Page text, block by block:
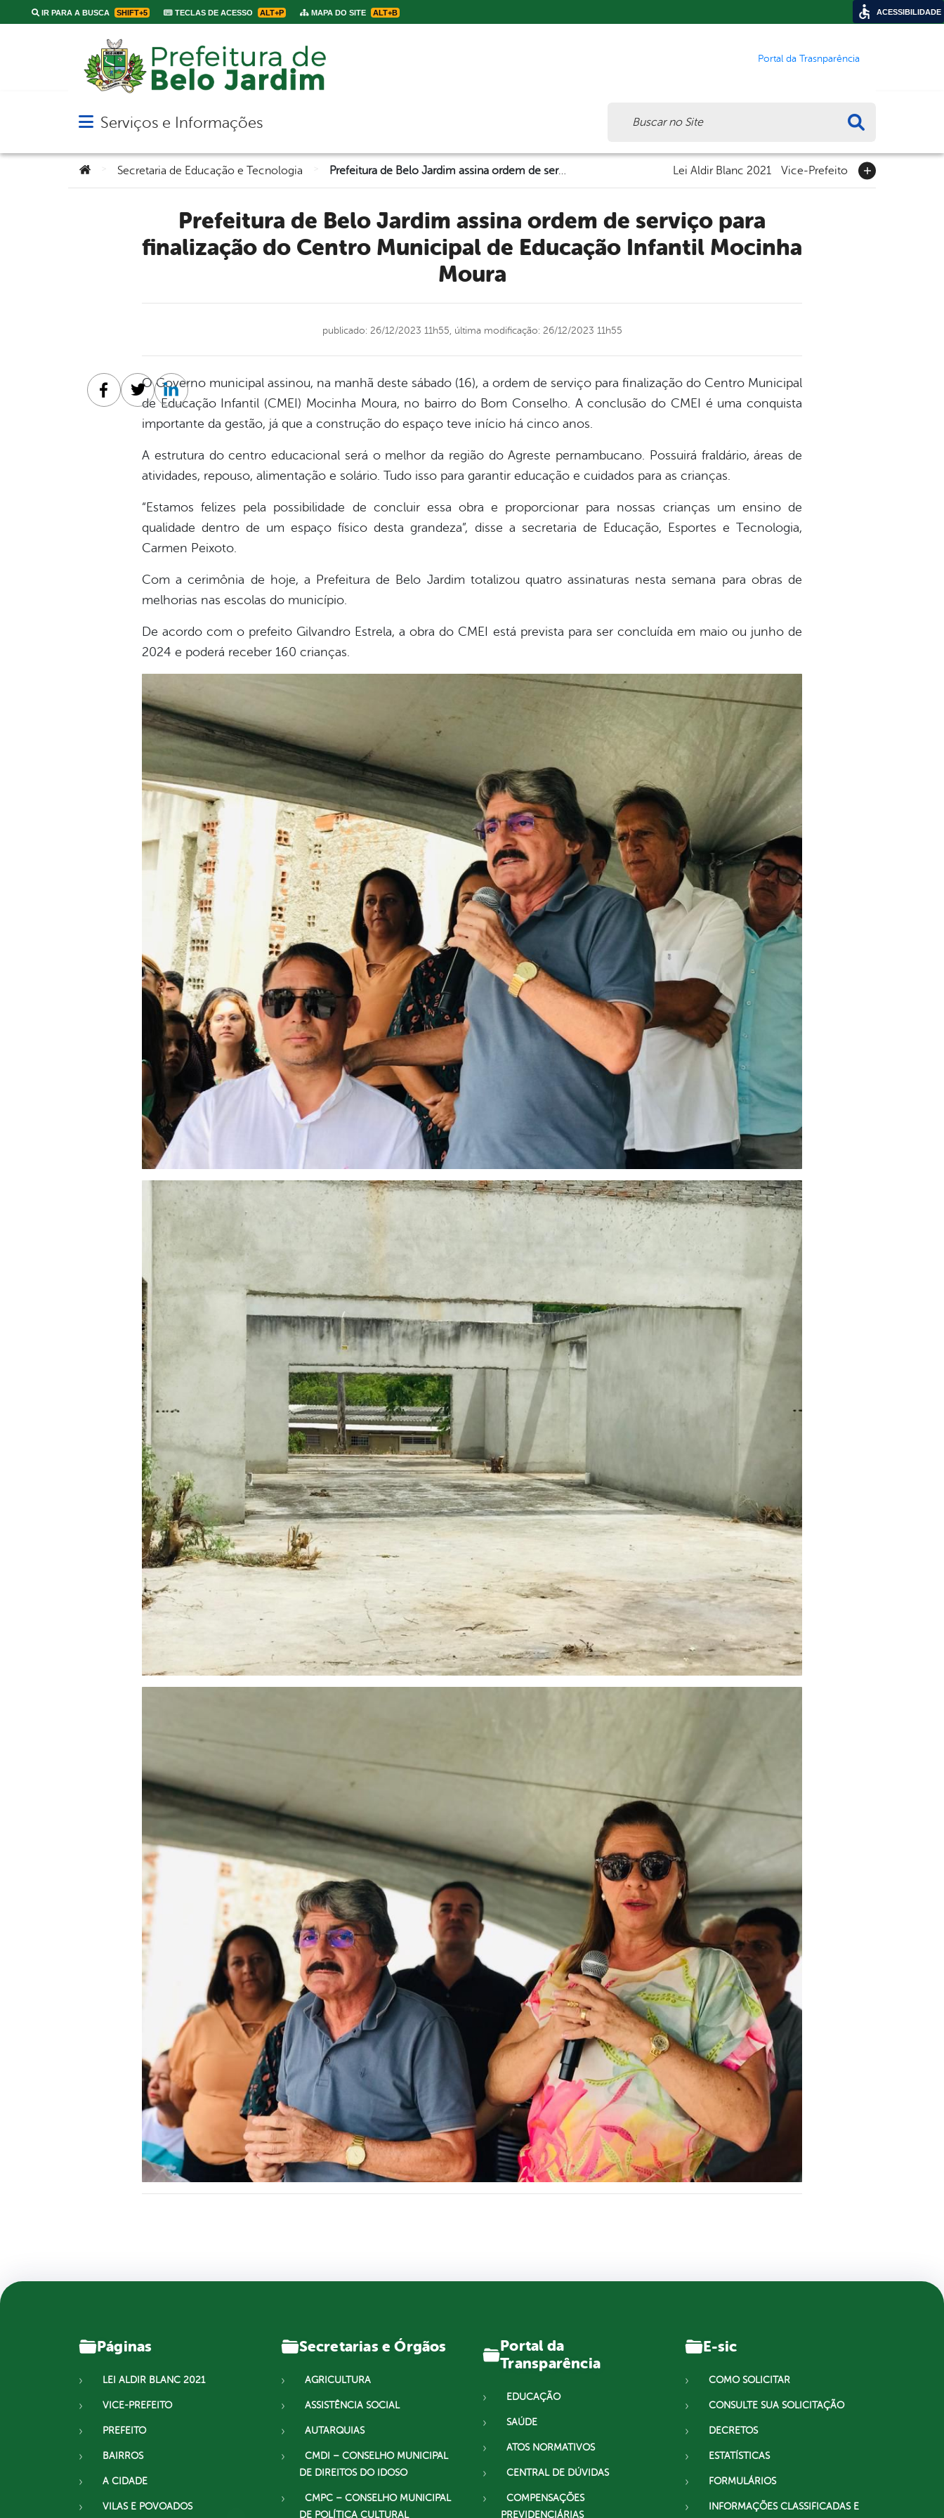
IR PARA A BUSCA SHIFT+5 TECLAS DE ACESSO ALT+P MAPA DO SITE ALT+B
Portal da Trasnparência
Abrir menu principal de navegação
Serviços e Informações
Você está aqui:Secretaria de Educação e Tecnologia Prefeitura de Belo Jardim assina ordem de serviço para finalização do Centro Municipal de Educação Infantil Mocinha Moura Lei Aldir Blanc 2021 Vice-Prefeito
Prefeitura de Belo Jardim assina ordem de serviço para
finalização do Centro Municipal de Educação Infantil Mocinha
Moura
publicado: 26/12/2023 11h55, última modificação: 26/12/2023 11h55
O Governo municipal assinou, na manhã deste sábado (16), a ordem de serviço para finalização do Centro Municipal
de Educação Infantil (CMEI) Mocinha Moura, no bairro do Bom Conselho. A conclusão do CMEI é uma conquista
importante da gestão, já que a construção do espaço teve início há cinco anos.
A estrutura do centro educacional será o melhor da região do Agreste pernambucano. Possuirá fraldário, áreas de
atividades, repouso, alimentação e solário. Tudo isso para garantir educação e cuidados para as crianças.
“Estamos felizes pela possibilidade de concluir essa obra e proporcionar para nossas crianças um ensino de
qualidade dentro de um espaço físico desta grandeza”, disse a secretaria de Educação, Esportes e Tecnologia,
Carmen Peixoto.
Com a cerimônia de hoje, a Prefeitura de Belo Jardim totalizou quatro assinaturas nesta semana para obras de
melhorias nas escolas do município.
De acordo com o prefeito Gilvandro Estrela, a obra do CMEI está prevista para ser concluída em maio ou junho de
2024 e poderá receber 160 crianças.
Facebook
TwitterLinkedin
Páginas
LEI ALDIR BLANC 2021
VICE-PREFEITO
PREFEITO
BAIRROS
A CIDADE
VILAS E POVOADOS
Secretarias e Órgãos
AGRICULTURA
ASSISTÊNCIA SOCIAL
AUTARQUIAS
CMDI – CONSELHO MUNICIPAL
DE DIREITOS DO IDOSO
CMPC – CONSELHO MUNICIPAL
DE POLÍTICA CULTURAL
Portal da
Transparência
EDUCAÇÃO
SAÚDE
ATOS NORMATIVOS
CENTRAL DE DÚVIDAS
COMPENSAÇÕES
PREVIDENCIÁRIAS
E-sic
COMO SOLICITAR
CONSULTE SUA SOLICITAÇÃO
DECRETOS
ESTATÍSTICAS
FORMULÁRIOS
INFORMAÇÕES CLASSIFICADAS E
ACESSIBILIDADE